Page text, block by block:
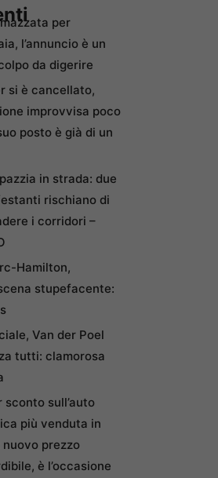
per
l’annuncio è un
da digerire
si è cancellato,
improvvisa poco
posto è già di un
in strada: due
rischiano di
i corridori –
Hamilton,
stupefacente:
Van der Poel
tutti: clamorosa
sconto sull’auto
più venduta in
nuovo prezzo
è l’occasione